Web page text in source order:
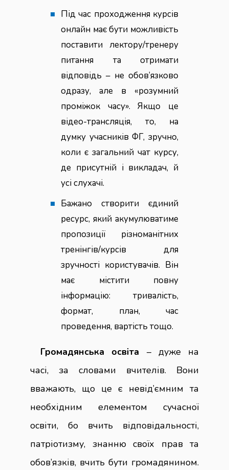
Під час проходження курсів
онлайн має бути можливість
поставити лектору/тренеру
питання та отримати
відповідь – не обов’язково
одразу, але в «розумний
проміжок часу». Якщо це
відео-трансляція, то, на
думку учасників ФГ, зручно,
коли є загальний чат курсу,
де присутній і викладач, й
усі слухачі.
Бажано створити єдиний
ресурс, який акумулюватиме
пропозиції різноманітних
тренінгів/курсів для
зручності користувачів. Він
має містити повну
інформацію: тривалість,
формат, план, час
проведення, вартість тощо.
Громадянська освіта – дуже на
часі, за словами вчителів. Вони
вважають, що це є невід’ємним та
необхідним елементом сучасної
освіти, бо вчить відповідальності,
патріотизму, знанню своїх прав та
обов’язків, вчить бути громадянином.